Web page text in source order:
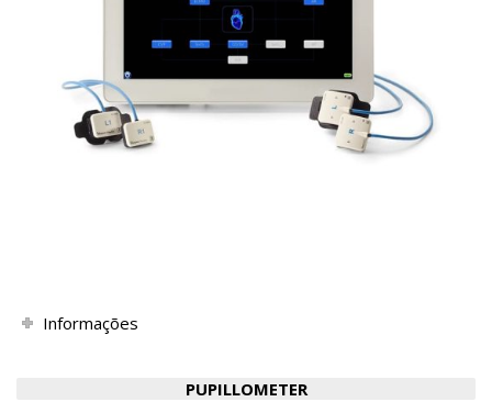
Informações
PUPILLOMETER